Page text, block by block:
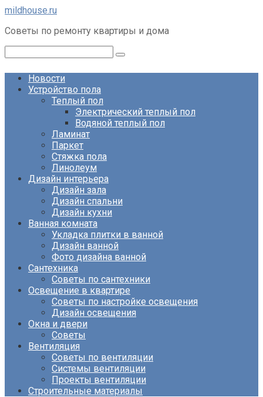
Перейти
контенту
mildhouse.ru
Советы по ремонту квартиры и дома
Новости
Устройство пола
Теплый пол
Электрический теплый пол
Водяной теплый пол
Ламинат
Паркет
Стяжка пола
Линолеум
Дизайн интерьера
Дизайн зала
Дизайн спальни
Дизайн кухни
Ванная комната
Укладка плитки в ванной
Дизайн ванной
Фото дизайна ванной
Сантехника
Советы по сантехники
Освещение в квартире
Советы по настройке освещения
Дизайн освещения
Окна и двери
Советы
Вентиляция
Советы по вентиляции
Системы вентиляции
Проекты вентиляции
Строительные материалы